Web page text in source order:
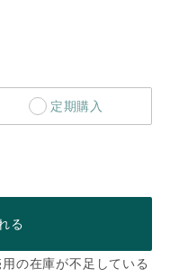
定期購入
る
の在庫が不足している